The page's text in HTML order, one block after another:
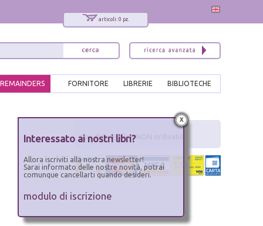
articoli: 0 pz.
BIBLIOTECHE
LIBRERIE
FORNITORE
REMAINDERS
non disponibile - NON ordinabile
x
Interessato ai nostri libri?
Allora iscriviti alla nostra newsletter!
Sarai informato delle nostre novità, potrai
comunque cancellarti quando desideri.
modulo di iscrizione